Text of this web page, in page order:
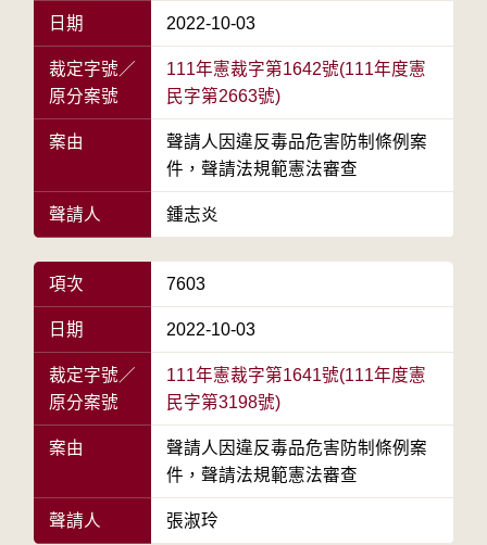
日期 2022-10-03
裁定字號／
原分案號
111年憲裁字第1642號(111年度憲
民字第2663號)
案由
聲請人因違反毒品危害防制條例案
件，聲請法規範憲法審查
聲請人 鍾志炎
項次 7603
日期 2022-10-03
裁定字號／
原分案號
111年憲裁字第1641號(111年度憲
民字第3198號)
案由
聲請人因違反毒品危害防制條例案
件，聲請法規範憲法審查
聲請人 張淑玲